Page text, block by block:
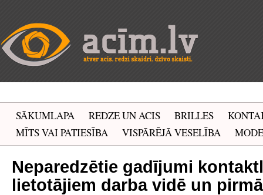
SĀKUMLAPA REDZE UN ACIS BRILLES
MĪTS VAI PATIESĪBA
VISPĀRĒJĀ VESELĪBA MODE
Neparedzētie gadījumi
lietotājiem darba vidē un